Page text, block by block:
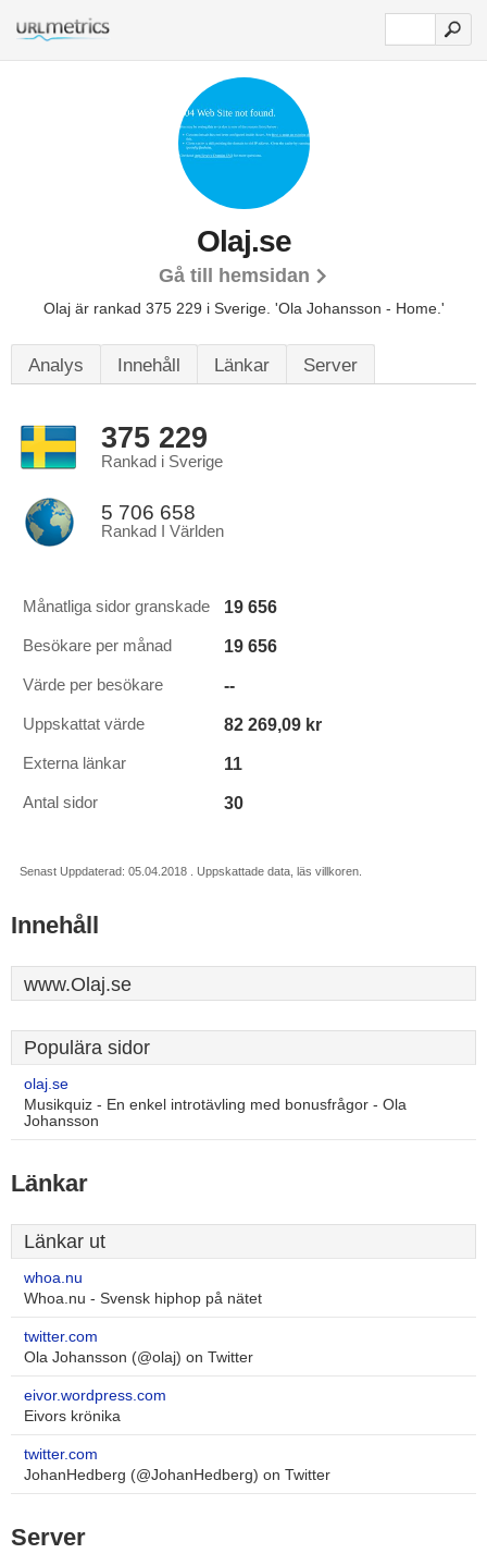
Olaj.se
Gå till hemsidan
Olaj är rankad 375 229 i Sverige. 'Ola Johansson - Home.'
Analys Innehåll Länkar Server
375 229
Rankad i Sverige
5 706 658
Rankad I Världen
Månatliga sidor granskade 19 656
Besökare per månad 19 656
Värde per besökare --
Uppskattat värde 82 269,09 kr
Externa länkar 11
Antal sidor 30
Senast Uppdaterad: 05.04.2018 . Uppskattade data, läs villkoren.
Innehåll
www.Olaj.se
Populära sidor
olaj.se
Musikquiz - En enkel introtävling med bonusfrågor - Ola
Johansson
Länkar
Länkar ut
whoa.nu
Whoa.nu - Svensk hiphop på nätet
twitter.com
Ola Johansson (@olaj) on Twitter
eivor.wordpress.com
Eivors krönika
twitter.com
JohanHedberg (@JohanHedberg) on Twitter
Server